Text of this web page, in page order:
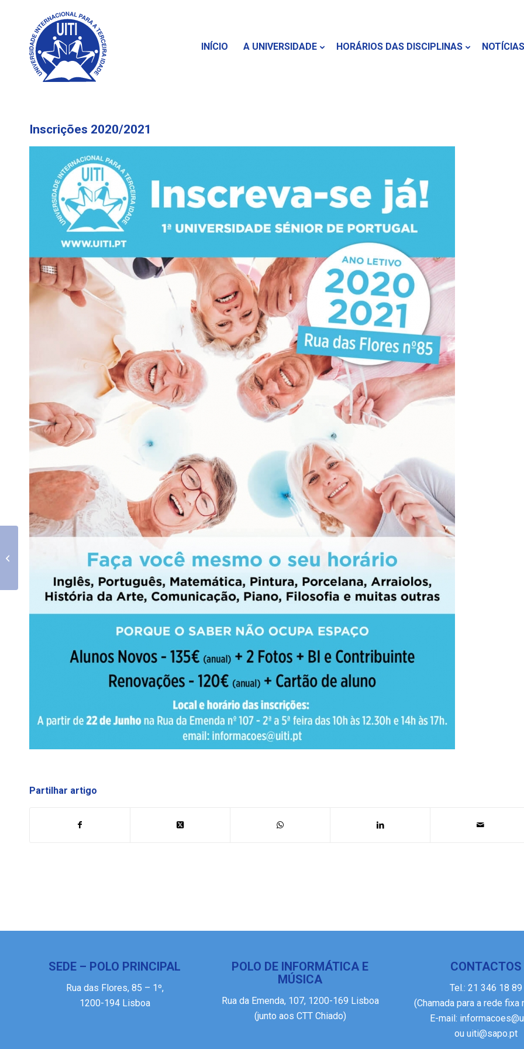
INÍCIO A UNIVERSIDADE HORÁRIOS DAS DISCIPLINAS NOTÍCIAS
Inscrições 2020/2021
Partilhar artigo
SEDE – POLO PRINCIPAL
Rua das Flores, 85 – 1º,
1200-194 Lisboa
POLO DE INFORMÁTICA E
MÚSICA
Rua da Emenda, 107, 1200-169 Lisboa
(junto aos CTT Chiado)
CONTACTOS
Tel.: 21 346 18 89
(Chamada para a rede fixa
E-mail:
ou uiti@sapo.pt
Captação de Novos Professores